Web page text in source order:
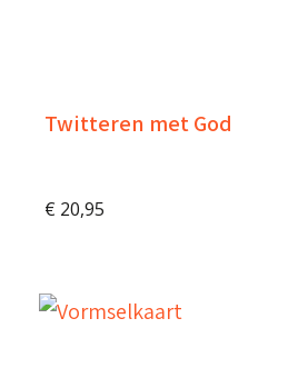
Twitteren met God
€ 20,95